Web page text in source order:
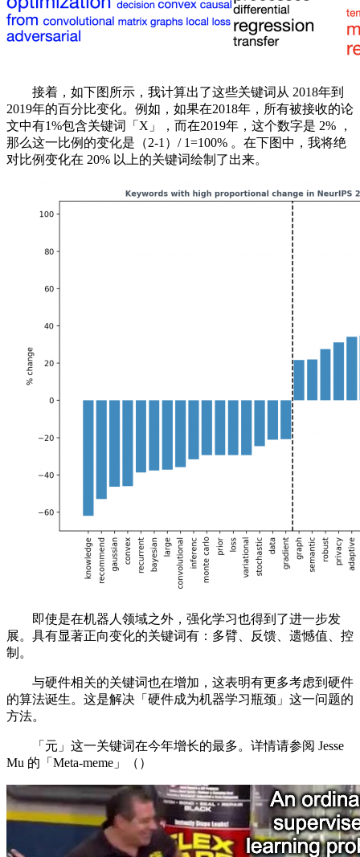
接着，如下图所示，我计算出了这些关键词从 2018年到
2019年的百分比变化。例如，如果在2018年，所有被接收的论
文中有1%包含关键词「X」，而在2019年，这个数字是 2% ，
那么这一比例的变化是（2-1）/ 1=100% 。在下图中，我将绝
对比例变化在 20% 以上的关键词绘制了出来。
即使是在机器人领域之外，强化学习也得到了进一步发
展。具有显著正向变化的关键词有：多臂、反馈、遗憾值、控
制。
与硬件相关的关键词也在增加，这表明有更多考虑到硬件
的算法诞生。这是解决「硬件成为机器学习瓶颈」这一问题的
方法。
「元」这一关键词在今年增长的最多。详情请参阅 Jesse
Mu 的「Meta-meme」（）